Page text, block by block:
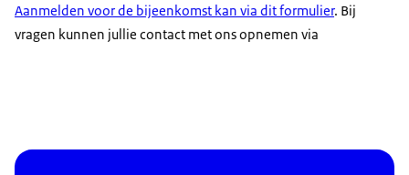
Aanmelden voor de bijeenkomst kan via dit formulier. Bij
vragen kunnen jullie contact met ons opnemen via